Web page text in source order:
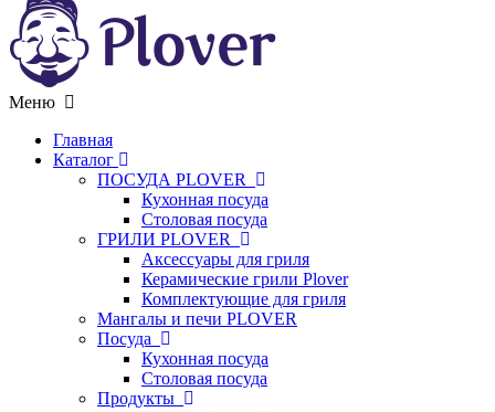
Меню
Главная
Каталог
ПОСУДА PLOVER
Кухонная посуда
Столовая посуда
ГРИЛИ PLOVER
Аксессуары для гриля
Керамические грили Plover
Комплектующие для гриля
Мангалы и печи PLOVER
Посуда
Кухонная посуда
Столовая посуда
Продукты